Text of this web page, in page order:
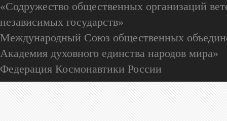
«Содружество общественных организаций
независимых государств»
Международный Союз общественных
Академия духовного единства народов мира»
Федерация Космонавтики России